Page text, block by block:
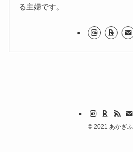
る主婦です。
© 2021 あかぎ